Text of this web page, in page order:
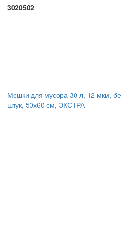
3020502
Мешки для мусора 30 л, 12 мкм,
штук, 50х60 см, ЭКСТРА